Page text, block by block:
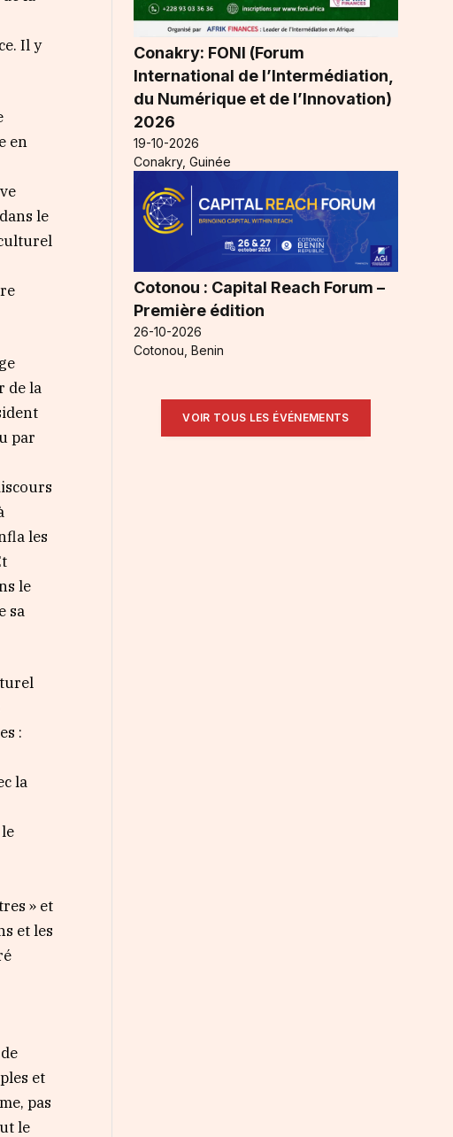
Il y
en
le
de la
par
les
le
sa
:
la
» et
et les
et
pas
le
Conakry: FONI (Forum
International de l’Intermédiation,
du Numérique et de l’Innovation)
2026
19-10-2026
Conakry, Guinée
Cotonou : Capital Reach Forum –
Première édition
26-10-2026
Cotonou, Benin
VOIR TOUS LES ÉVÉNEMENTS